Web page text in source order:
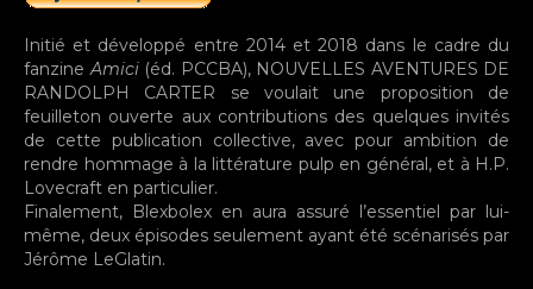
Initié et développé entre 2014 et 2018 dans le cadre du
fanzine Amici(éd. PCCBA), NOUVELLES AVENTURES DE
RANDOLPH CARTER se voulait une proposition de
feuilleton ouverte aux contributions des quelques invités
de cette publication collective, avec pour ambition de
rendre hommage à la littérature pulp en général, et à H.P.
Lovecraft en particulier.
Finalement, Blexbolex en aura assuré l’essentiel par lui-
même, deux épisodes seulement ayant été scénarisés par
Jérôme LeGlatin.